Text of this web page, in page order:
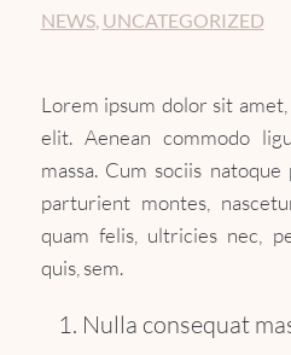
NEWS, UNCATEGORIZED
Lorem ipsum dolor sit
elit. Aenean commodo
massa. Cum sociis
parturient montes,
quam felis, ultricies nec,
quis, sem.
Nulla consequat